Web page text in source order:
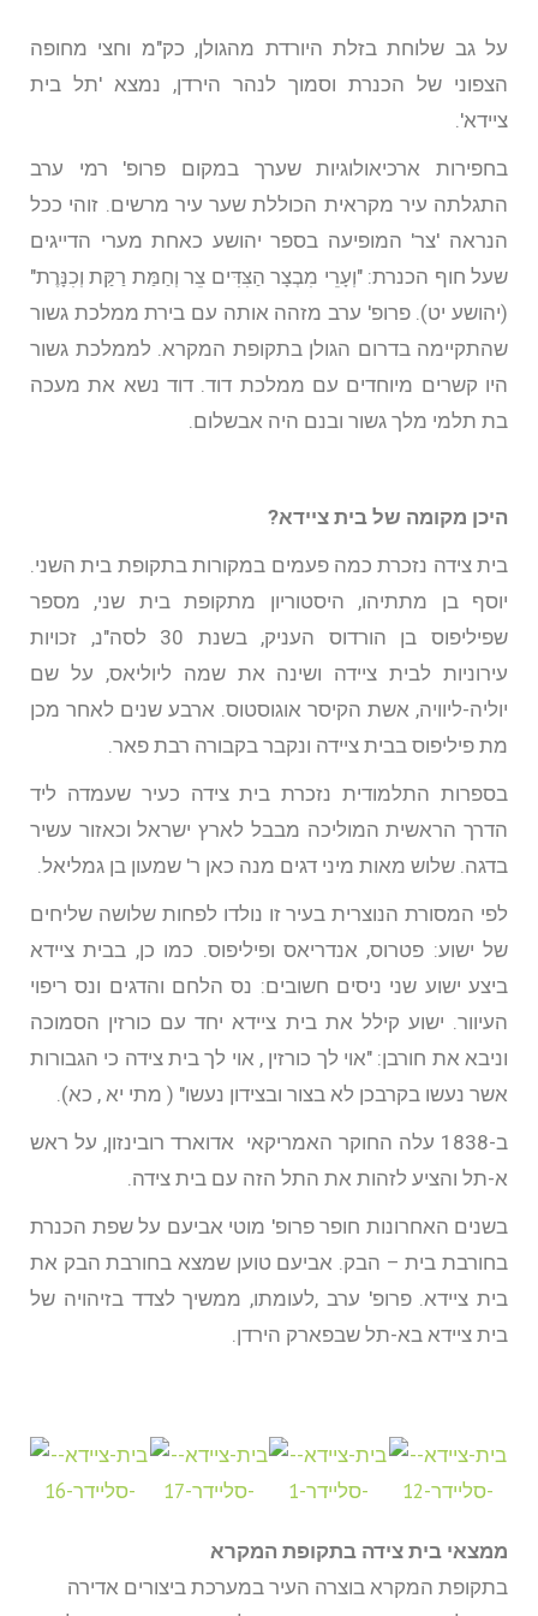
על גב שלוחת בזלת היורדת מהגולן, כק"מ וחצי מחופה
הצפוני של הכנרת וסמוך לנהר הירדן, נמצא 'תל בית
ציידא'.
בחפירות ארכיאולוגיות שערך במקום פרופ' רמי ערב
התגלתה עיר מקראית הכוללת שער עיר מרשים. זוהי ככל
הנראה 'צר' המופיעה בספר יהושע כאחת מערי הדייגים
שעל חוף הכנרת: "וְעָרֵי מִבְצָר הַצִּדִּים צֵר וְחַמַּת רַקַּת וְכִנָּרֶת"
(יהושע יט). פרופ' ערב מזהה אותה עם בירת ממלכת גשור
שהתקיימה בדרום הגולן בתקופת המקרא. לממלכת גשור
היו קשרים מיוחדים עם ממלכת דוד. דוד נשא את מעכה
בת תלמי מלך גשור ובנם היה אבשלום.
היכן מקומה של בית ציידא?
בית צידה נזכרת כמה פעמים במקורות בתקופת בית השני.
יוסף בן מתתיהו, היסטוריון מתקופת בית שני, מספר
שפיליפוס בן הורדוס העניק, בשנת 30 לסה"נ, זכויות
עירוניות לבית ציידה ושינה את שמה ליוליאס, על שם
יוליה-ליוויה, אשת הקיסר אוגוסטוס. ארבע שנים לאחר מכן
מת פיליפוס בבית ציידה ונקבר בקבורה רבת פאר.
בספרות התלמודית נזכרת בית צידה כעיר שעמדה ליד
הדרך הראשית המוליכה מבבל לארץ ישראל וכאזור עשיר
בדגה. שלוש מאות מיני דגים מנה כאן ר' שמעון בן גמליאל.
לפי המסורת הנוצרית בעיר זו נולדו לפחות שלושה שליחים
של ישוע: פטרוס, אנדריאס ופיליפוס. כמו כן, בבית ציידא
ביצע ישוע שני ניסים חשובים: נס הלחם והדגים ונס ריפוי
העיוור. ישוע קילל את בית ציידא יחד עם כורזין הסמוכה
וניבא את חורבן: "אוי לך כורזין , אוי לך בית צידה כי הגבורות
אשר נעשו בקרבכן לא בצור ובצידון נעשו" ( מתי יא , כא).
ב-1838 עלה החוקר האמריקאי אדוארד רובינזון, על ראש
א-תל והציע לזהות את התל הזה עם בית צידה.
בשנים האחרונות חופר פרופ' מוטי אביעם על שפת הכנרת
בחורבת בית – הבק. אביעם טוען שמצא בחורבת הבק את
בית ציידא. פרופ' ערב ,לעומתו, ממשיך לצדד בזיהויה של
בית ציידא בא-תל שבפארק הירדן.
ממצאי בית צידה בתקופת המקרא
בתקופת המקרא בוצרה העיר במערכת ביצורים אדירה